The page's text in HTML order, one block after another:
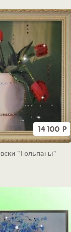
14 100Р
"Тюльпаны"